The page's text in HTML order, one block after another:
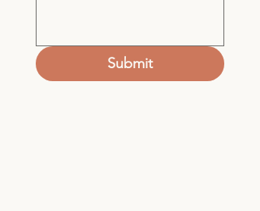
Submit